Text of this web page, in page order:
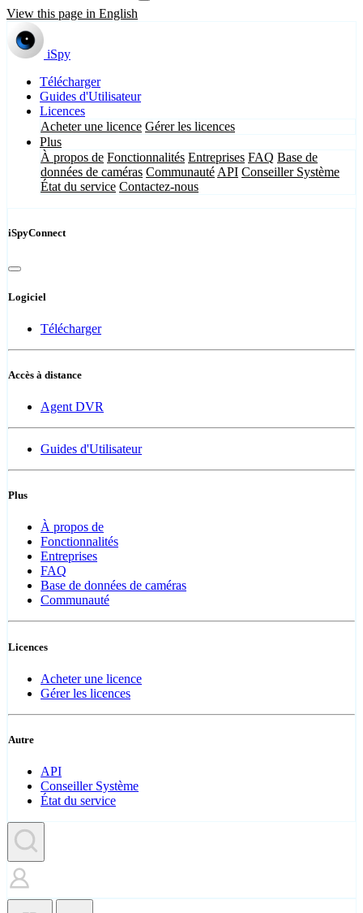
View this page in English
iSpy
Télécharger
Guides d'Utilisateur
Licences
Acheter une licence Gérer les licences
Plus
À propos de Fonctionnalités Entreprises FAQ Base de
données de caméras Communauté API Conseiller Système
État du service Contactez-nous
iSpyConnect
Logiciel
Télécharger
Accès à distance
Agent DVR
Guides d'Utilisateur
Plus
À propos de
Fonctionnalités
Entreprises
FAQ
Base de données de caméras
Communauté
Licences
Acheter une licence
Gérer les licences
Autre
API
Conseiller Système
État du service